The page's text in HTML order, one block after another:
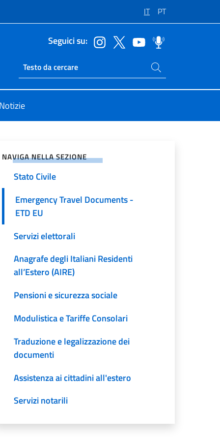
IT PT
Seguici su:
Ricerca sito live
Cerca nel sito
Notizie
NAVIGA NELLA SEZIONE
Passaporti
Stato Civile
Emergency Travel Documents -
ETD EU
Servizi elettorali
Anagrafe degli Italiani Residenti
all’Estero (AIRE)
Pensioni e sicurezza sociale
Modulistica e Tariffe Consolari
Traduzione e legalizzazione dei
documenti
Assistenza ai cittadini all'estero
Servizi notarili
Autoveicoli e Patenti di guida